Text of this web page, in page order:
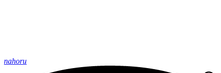
nahoru